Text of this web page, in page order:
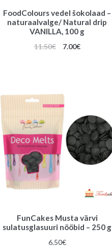
FoodColours vedel šokolaad –
naturaalvalge/ Natural drip
VANILLA, 100 g
11.50€
Algne
7.00€Praegune
FunCakes Musta värvi
sulatusglasuuri nööbid – 250 g
6.50€